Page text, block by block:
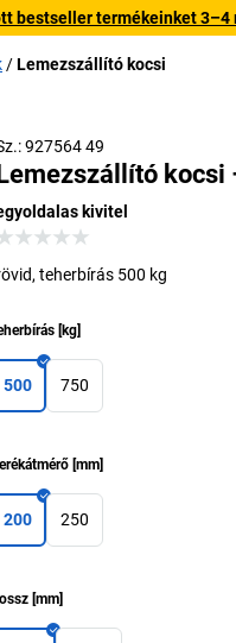
bestseller termékeinket
Lemezszállító kocsi
927564 49
kocsi
kivitel
teherbírás 500 kg
[kg]
500 750
[mm]
200 250
[mm]